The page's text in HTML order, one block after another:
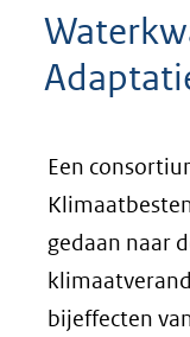
Een
gedaan naar
bijeffecten